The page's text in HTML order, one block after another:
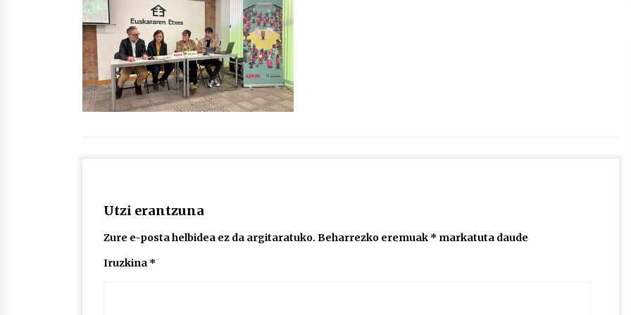
protagonista
2026/07/16
POTTO: San Pedro jaietako bertso-
saioa
2026/07/09
Utzi erantzuna
Zure e-posta helbidea ez da argitaratuko. Beharrezko eremuak * markatuta daude
Iruzkina *